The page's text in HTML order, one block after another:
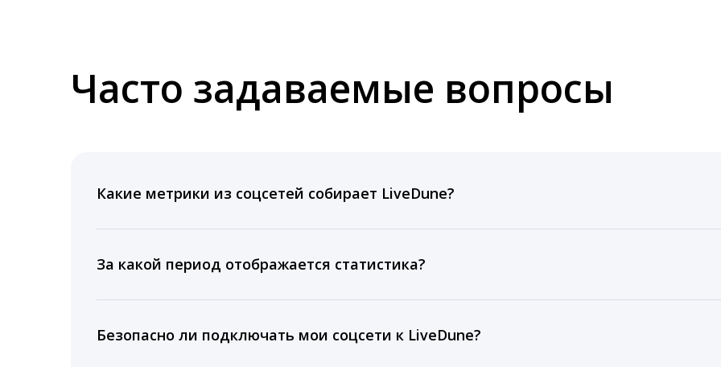
Часто задаваемые вопросы
Какие метрики из соцсетей собирает LiveDune?
время для публикации, показываем лучшие посты и присылаем автоматические отчеты с
За какой период отображается статистика?
подключении тарифа Блогер. При оплате тарифа Бизнес отображаются сведения за 3 года, а
5 лет.
Безопасно ли подключать мои соцсети к LiveDune?